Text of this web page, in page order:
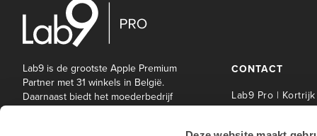
Lab9 is de grootste Apple Premium
Partner met 31 winkels in België.
Daarnaast biedt het moederbedrijf
CONTACT
Lab9 Pro | Kortrijk
| Kortrijk